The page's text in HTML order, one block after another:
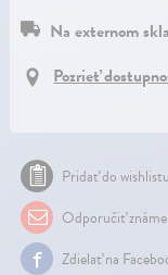
Na externom
Pozrieť
Pridať do wishlistu
Odporučiť
Zdielať na